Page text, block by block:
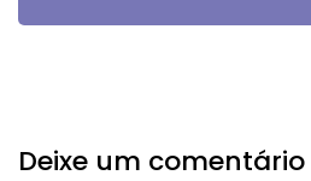
Deixe um comentário